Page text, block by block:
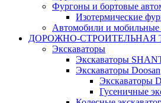
Фургоны и бортовые
Изотермические
Автомобили и
ДОРОЖНО-СТРОИТЕЛЬНАЯ
Экскаваторы
Экскаваторы
Экскаваторы Doosan
Экскаваторы
Гусеничные